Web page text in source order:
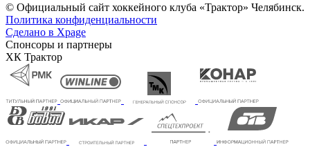
© Официальный сайт хоккейного клуба «Трактор» Челябинск.
Политика конфиденциальности
Сделано в Xpage
Спонсоры и партнеры
ХК Трактор